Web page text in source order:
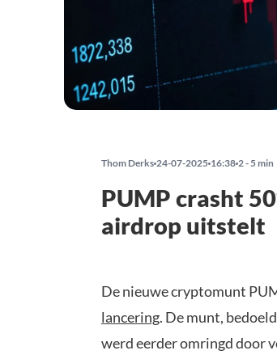
Thom Derks 24-07-2025 16:38 2 - 5 min
PUMP crasht
airdrop uitstelt
De nieuwe cryptomunt
lancering. De munt,
werd eerder omringd door